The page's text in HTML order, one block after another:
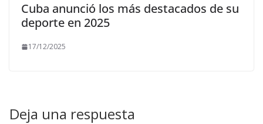
Cuba anunció los más destacados de su
deporte en 2025
17/12/2025
Deja una respuesta